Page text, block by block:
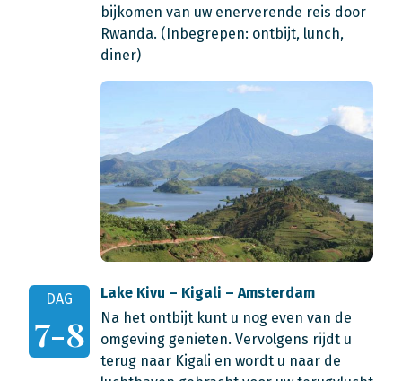
bijkomen van uw enerverende reis door
Rwanda. (Inbegrepen: ontbijt, lunch,
diner)
DAG
7-8
Lake Kivu – Kigali – Amsterdam
Na het ontbijt kunt u nog even van de
omgeving genieten. Vervolgens rijdt u
terug naar Kigali en wordt u naar de